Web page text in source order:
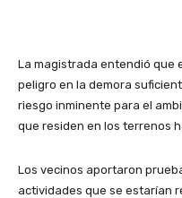
La magistrada entendió que
peligro en la demora
riesgo inminente para el
que residen en los terrenos
Los vecinos aportaron
actividades que se estarían